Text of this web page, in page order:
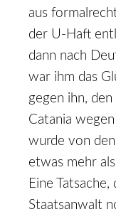
aus
der U-Haft
dann nach
war ihm das
gegen ihn,
Catania
wurde von
etwas mehr
Eine
Staatsanwalt